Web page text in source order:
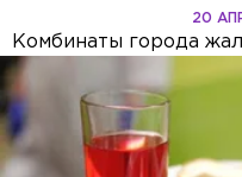
20
Комбинаты города